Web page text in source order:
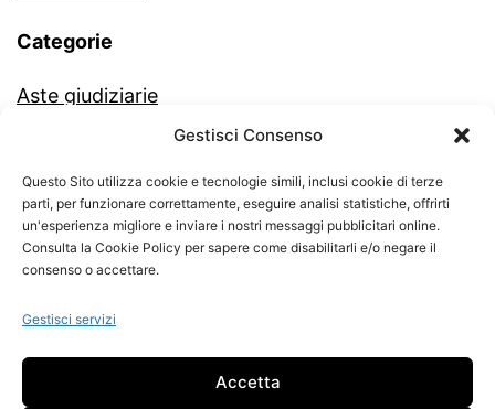
Gestisci Consenso
Questo Sito utilizza cookie e tecnologie simili, inclusi cookie di terze
parti, per funzionare correttamente, eseguire analisi statistiche, offrirti
un'esperienza migliore e inviare i nostri messaggi pubblicitari online.
Consulta la Cookie Policy per sapere come disabilitarli e/o negare il
consenso o accettare.
Gestisci servizi
Accetta
Categorie
Aste giudiziarie
Fisco e Tasse
New e Aggiornamenti Fiscali
Partita Iva